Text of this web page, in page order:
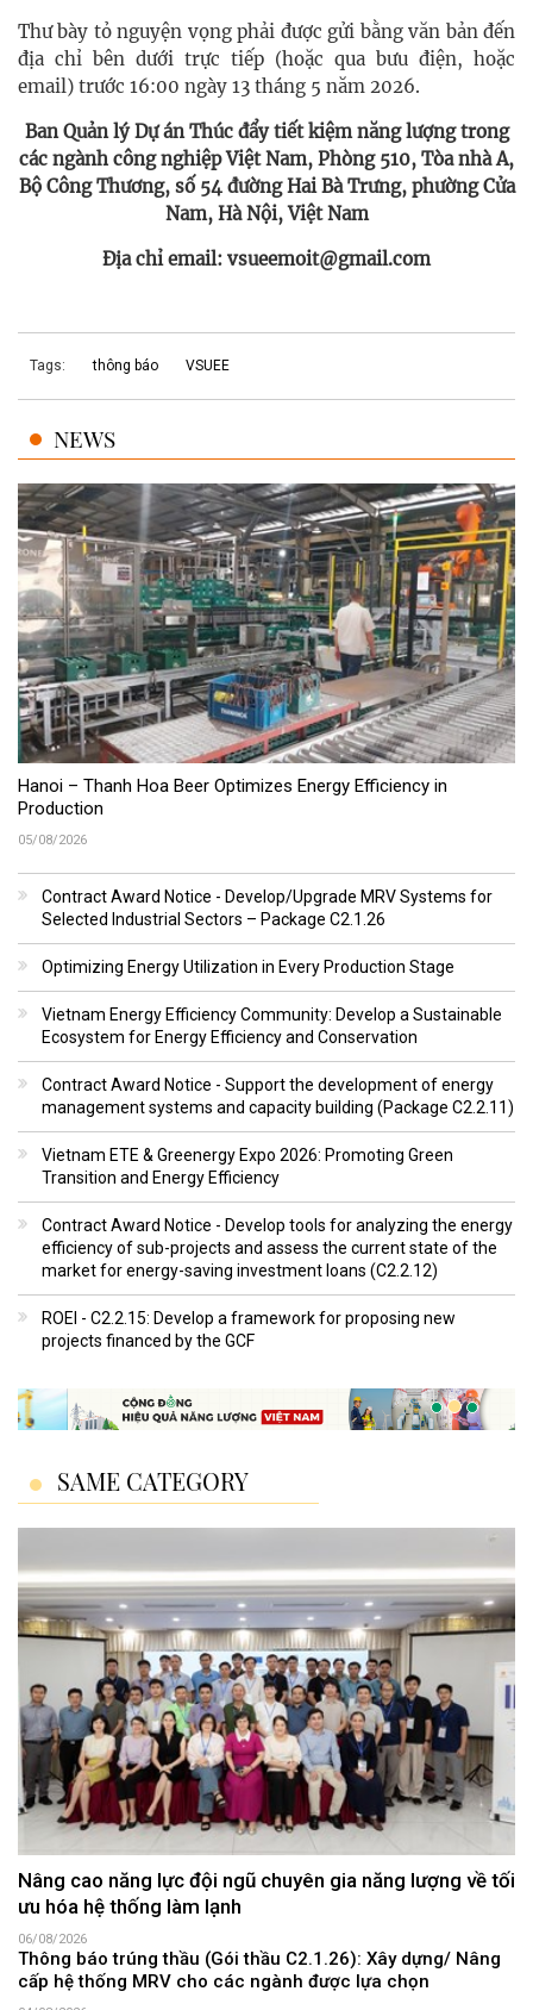
Thư bày tỏ nguyện vọng phải được gửi bằng văn bản đến
địa chỉ bên dưới trực tiếp (hoặc qua bưu điện, hoặc
email) trước 16:00 ngày 13 tháng 5 năm 2026.
Ban Quản lý Dự án Thúc đẩy tiết kiệm năng lượng trong
các ngành công nghiệp Việt Nam, Phòng 510, Tòa nhà A,
Bộ Công Thương, số 54 đường Hai Bà Trưng, ​​phường Cửa
Nam, Hà Nội, Việt Nam
Địa chỉ email: vsueemoit@gmail.com
Tags: thông báo VSUEE
NEWS
Hanoi – Thanh Hoa Beer Optimizes Energy Efficiency in
Production
05/08/2026
Contract Award Notice - Develop/Upgrade MRV Systems for
Selected Industrial Sectors – Package C2.1.26
Optimizing Energy Utilization in Every Production Stage
Vietnam Energy Efficiency Community: Develop a Sustainable
Ecosystem for Energy Efficiency and Conservation
Contract Award Notice - Support the development of energy
management systems and capacity building (Package C2.2.11)
Vietnam ETE & Greenergy Expo 2026: Promoting Green
Transition and Energy Efficiency
Contract Award Notice - Develop tools for analyzing the energy
efficiency of sub-projects and assess the current state of the
market for energy-saving investment loans (C2.2.12)
ROEI - C2.2.15: Develop a framework for proposing new
projects financed by the GCF
SAME CATEGORY
Nâng cao năng lực đội ngũ chuyên gia năng lượng về tối
ưu hóa hệ thống làm lạnh
06/08/2026
Thông báo trúng thầu (Gói thầu C2.1.26): Xây dựng/ Nâng
cấp hệ thống MRV cho các ngành được lựa chọn